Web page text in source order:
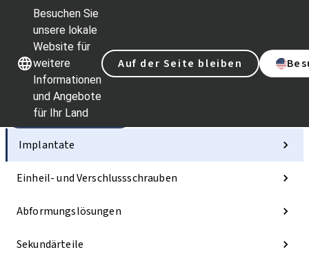
Besuchen Sie
unsere lokale
Website für
weitere
Informationen
und Angebote
für Ihr Land
Auf der Seite bleiben
Unsere MarkenUnsere Marken
Kategorien
Implantate
Einheil- und Verschlussschrauben
Abformungslösungen
Sekundärteile